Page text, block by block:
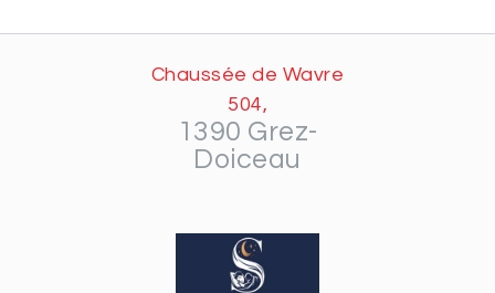
Chaussée de Wavre
504,
1390 Grez-
Doiceau